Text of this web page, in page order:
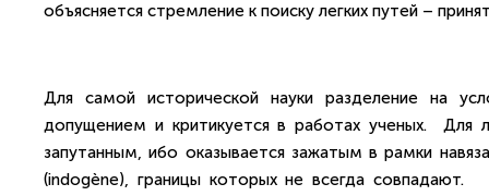
объясняется стремление к поиску легких путей –
Для самой исторической науки разделение на
допущением и критикуется в работах ученых. Для
запутанным, ибо оказывается зажатым в рамки
(indogène), границы которых не всегда